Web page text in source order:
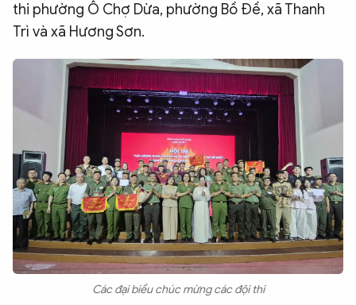
thi phường Ô Chợ Dừa, phường Bồ Đề, xã Thanh
Trì và xã Hương Sơn.
Các đại biểu chúc mừng các đội thi